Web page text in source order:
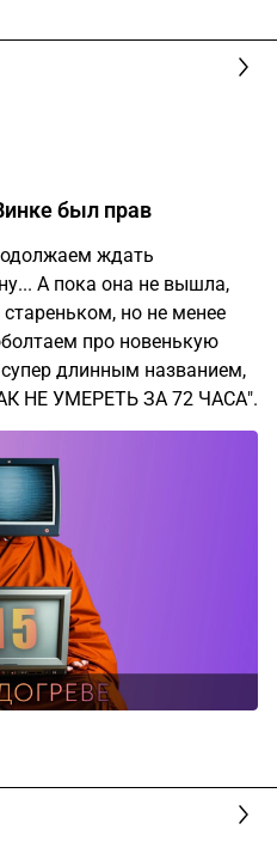
был прав
ждать
А пока она не вышла,
но не менее
про новенькую
длинным названием,
НЕ УМЕРЕТЬ ЗА 72 ЧАСА".